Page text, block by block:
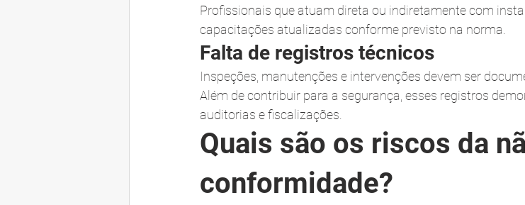
Profissionais que atuam direta ou indiretamente com
capacitações atualizadas conforme previsto na norma.
Falta de registros técnicos
Inspeções, manutenções e intervenções devem ser
Além de contribuir para a segurança, esses registros
auditorias e fiscalizações.
Quais são os riscos da
conformidade?